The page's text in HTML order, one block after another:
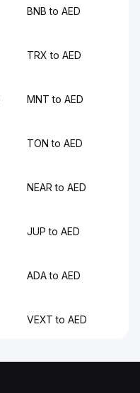
BNB to AED
TRX to AED
MNT to AED
TON to AED
NEAR to AED
JUP to AED
ADA to AED
VEXT to AED